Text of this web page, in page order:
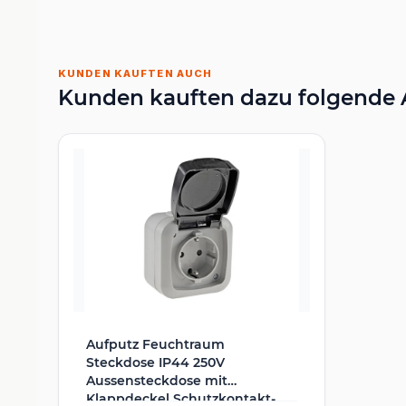
KUNDEN KAUFTEN AUCH
Kunden kauften dazu folgende
Aufputz Feuchtraum
Steckdose IP44 250V
Aussensteckdose mit
Klappdeckel Schutzkontakt-